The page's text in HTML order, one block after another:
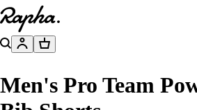
Ir a la página de inicio
BuscarCuentaCesta
Men's Pro Team